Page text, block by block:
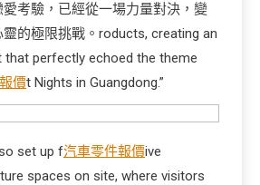
考驗，已經從一場力量對決，變
的極限挑戰。roducts, creating an
that perfectly echoed the theme
價t Nights in Guangdong.”
set up f汽車零件報價ive
spaces on site, where visitors